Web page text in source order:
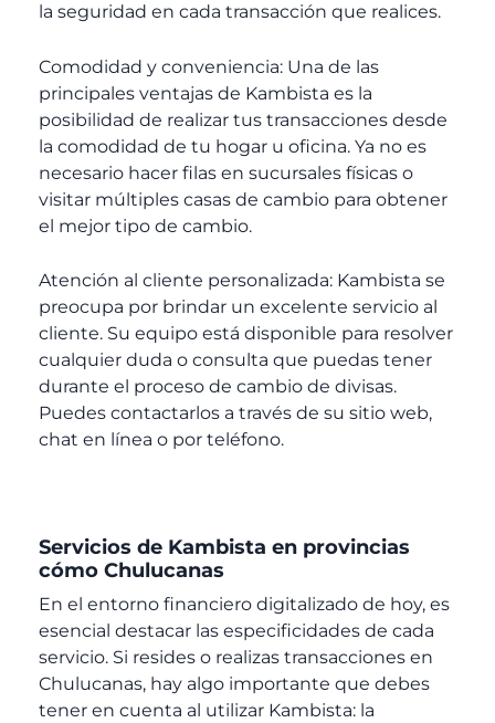
la seguridad en cada transacción que realices.
Comodidad y conveniencia: Una de las
principales ventajas de Kambista es la
posibilidad de realizar tus transacciones desde
la comodidad de tu hogar u oficina. Ya no es
necesario hacer filas en sucursales físicas o
visitar múltiples casas de cambio para obtener
el mejor tipo de cambio.
Atención al cliente personalizada: Kambista se
preocupa por brindar un excelente servicio al
cliente. Su equipo está disponible para resolver
cualquier duda o consulta que puedas tener
durante el proceso de cambio de divisas.
Puedes contactarlos a través de su sitio web,
chat en línea o por teléfono.
Servicios de Kambista en provincias
cómo Chulucanas
En el entorno financiero digitalizado de hoy, es
esencial destacar las especificidades de cada
servicio. Si resides o realizas transacciones en
Chulucanas, hay algo importante que debes
tener en cuenta al utilizar Kambista: la